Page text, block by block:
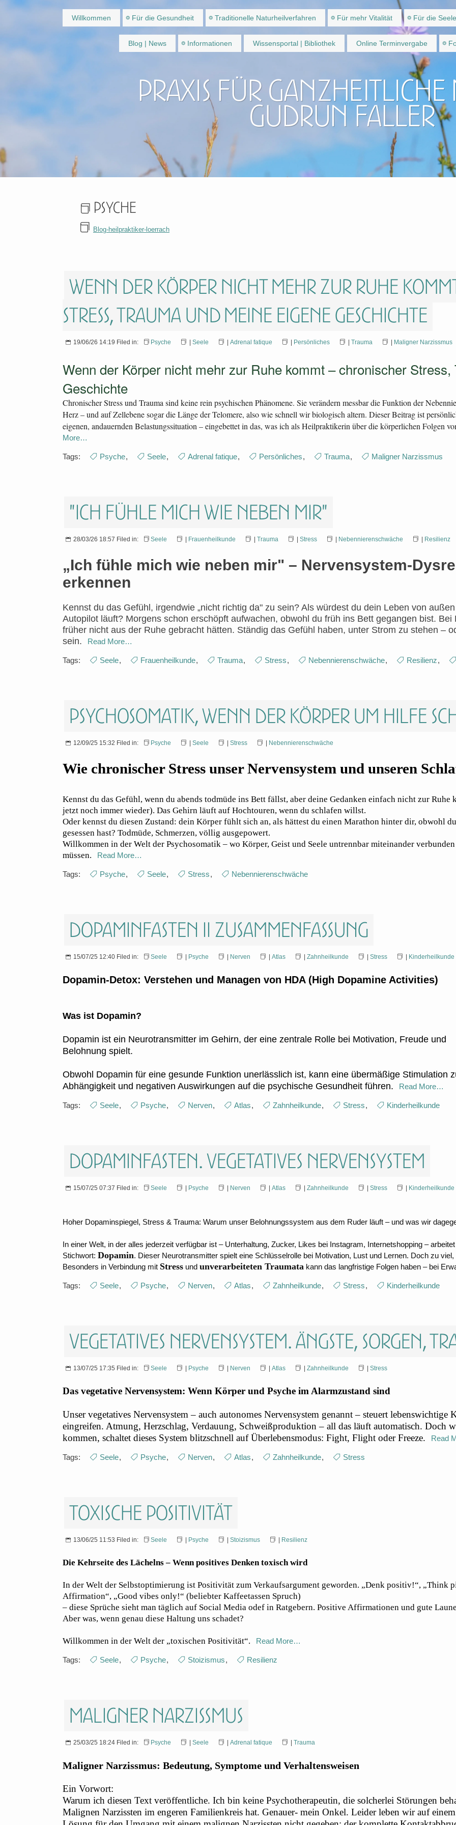
Willkommen Für die Gesundheit Traditionelle Naturheilverfahren Für mehr Vitalität Für die Seele
Blog | News Informationen Wissensportal | Bibliothek Online Terminvergabe
Praxis für ganzheitliche
Gudrun Faller
Psyche
Blog-heilpraktiker-loerrach
Wenn der Körper nicht mehr zur Ruhe
Stress, Trauma und meine eigene Geschichte
19/06/26 14:19 Filed in: Psyche | Seele | Adrenal fatique | Persönliches | Trauma | Maligner Narzissmus
Wenn der Körper nicht mehr zur Ruhe kommt – chronischer
Geschichte
Chronischer Stress und Trauma sind keine rein psychischen Phänomene. Sie verändern messbar die Funktion der
Herz – und auf Zellebene sogar die Länge der Telomere, also wie schnell wir biologisch altern. Dieser Beitrag ist
eigenen, andauernden Belastungssituation – eingebettet in das, was ich als Heilpraktikerin über die körperlichen Folgen
More…
Tags: Psyche, Seele, Adrenal fatique, Persönliches, Trauma, Maligner Narzissmus
"Ich fühle mich wie neben mir"
28/03/26 18:57 Filed in: Seele | Frauenheilkunde | Trauma | Stress | Nebennierenschwäche | Resilienz
„Ich fühle mich wie neben mir" – Nervensystem-
erkennen
Kennst du das Gefühl, irgendwie „nicht richtig da" zu sein? Als würdest du dein Leben von
Autopilot läuft? Morgens schon erschöpft aufwachen, obwohl du früh ins Bett gegangen bist.
früher nicht aus der Ruhe gebracht hätten. Ständig das Gefühl haben, unter Strom zu stehen –
sein.
Read More…
Tags: Seele, Frauenheilkunde, Trauma, Stress, Nebennierenschwäche, Resilienz,
Psychosomatik, wenn der Körper um Hilfe
12/09/25 15:32 Filed in: Psyche | Seele | Stress | Nebennierenschwäche
Wie chronischer Stress unser Nervensystem und unseren
Kennst du das Gefühl, wenn du abends todmüde ins Bett fällst, aber deine Gedanken einfach nicht zur Ruhe
jetzt noch immer wieder). Das Gehirn läuft auf Hochtouren, wenn du schlafen willst.
Oder kennst du diesen Zustand: dein Körper fühlt sich an, als hättest du einen Marathon hinter dir, obwohl
gesessen hast? Todmüde, Schmerzen, völlig ausgepowert.
Willkommen in der Welt der Psychosomatik – wo Körper, Geist und Seele untrennbar miteinander
müssen.
Read More…
Tags: Psyche, Seele, Stress, Nebennierenschwäche
Dopaminfasten II Zusammenfassung
15/07/25 12:40 Filed in: Seele | Psyche | Nerven | Atlas | Zahnheilkunde | Stress | Kinderheilkunde
Dopamin-Detox: Verstehen und Managen von HDA (High Dopamine Activities)
Was ist Dopamin?
Dopamin ist ein Neurotransmitter im Gehirn, der eine zentrale Rolle bei Motivation, Freude und
Belohnung spielt.
Obwohl Dopamin für eine gesunde Funktion unerlässlich ist, kann eine übermäßige Stimulation
Abhängigkeit und negativen Auswirkungen auf die psychische Gesundheit führen.
Read More…
Tags: Seele, Psyche, Nerven, Atlas, Zahnheilkunde, Stress, Kinderheilkunde
Dopaminfasten. Vegetatives Nervensystem
15/07/25 07:37 Filed in: Seele | Psyche | Nerven | Atlas | Zahnheilkunde | Stress | Kinderheilkunde
Hoher Dopaminspiegel, Stress & Trauma: Warum unser Belohnungssystem aus dem Ruder läuft – und was wir
In einer Welt, in der alles jederzeit verfügbar ist – Unterhaltung, Zucker, Likes bei Instagram, Internetshopping –
Stichwort: Dopamin. Dieser Neurotransmitter spielt eine Schlüsselrolle bei Motivation, Lust und Lernen. Doch zu
Besonders in Verbindung mit Stress und unverarbeiteten Traumata kann das langfristige Folgen haben – bei
Tags: Seele, Psyche, Nerven, Atlas, Zahnheilkunde, Stress, Kinderheilkunde
Vegetatives Nervensystem. Ängste, Sorgen,
13/07/25 17:35 Filed in: Seele | Psyche | Nerven | Atlas | Zahnheilkunde | Stress
Das vegetative Nervensystem: Wenn Körper und Psyche im Alarmzustand sind
Unser vegetatives Nervensystem – auch autonomes Nervensystem genannt – steuert
eingreifen. Atmung, Herzschlag, Verdauung, Schweißproduktion – all das läuft automatisch. Doch
kommen, schaltet dieses System blitzschnell auf Überlebensmodus: Fight, Flight oder Freeze.
Read
Tags: Seele, Psyche, Nerven, Atlas, Zahnheilkunde, Stress
Toxische Positivität
13/06/25 11:53 Filed in: Seele | Psyche | Stoizismus | Resilienz
Die Kehrseite des Lächelns – Wenn positives Denken toxisch wird
In der Welt der Selbstoptimierung ist Positivität zum Verkaufsargument geworden. „Denk positiv!“, „Think
Affirmation“, „Good vibes only!“ (beliebter Kaffeetassen Spruch)
– diese Sprüche sieht man täglich auf Social Media odef in Ratgebern. Positive Affirmationen und gute
Aber was, wenn genau diese Haltung uns schadet?
Willkommen in der Welt der „toxischen Positivität“. Read More…
Tags: Seele, Psyche, Stoizismus, Resilienz
Maligner Narzissmus
25/03/25 18:24 Filed in: Psyche | Seele | Adrenal fatique | Trauma
Maligner Narzissmus: Bedeutung, Symptome und Verhaltensweisen
Ein Vorwort:
Warum ich diesen Text veröffentliche. Ich bin keine Psychotherapeutin, die solcherlei Störungen
Malignen Narzissten im engeren Familienkreis hat. Genauer- mein Onkel. Leider leben wir auf